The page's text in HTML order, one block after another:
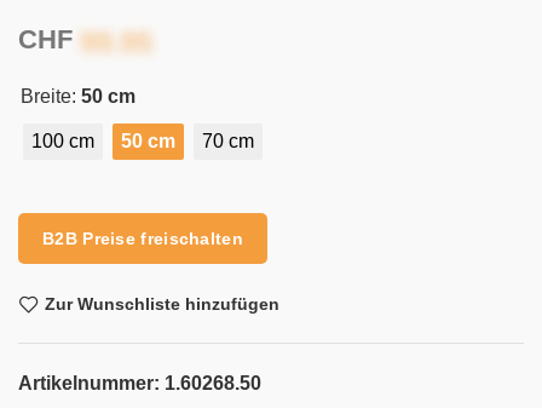
CHF
Breite: 50 cm
100 cm 50 cm 70 cm
B2B Preise freischalten
Zur Wunschliste hinzufügen
Artikelnummer: 1.60268.50